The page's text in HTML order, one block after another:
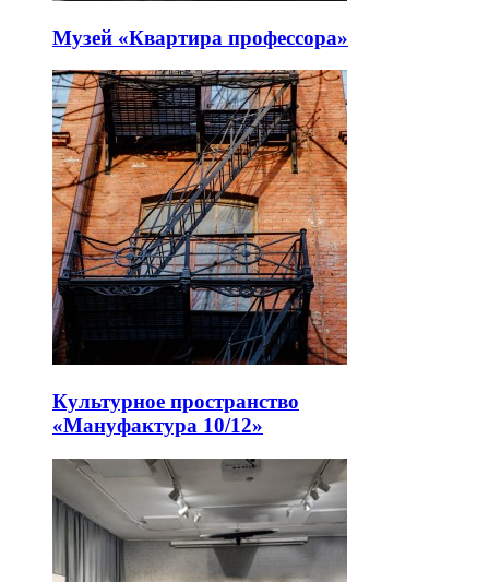
Музей «Квартира профессора»
Культурное пространство
«Мануфактура 10/12»